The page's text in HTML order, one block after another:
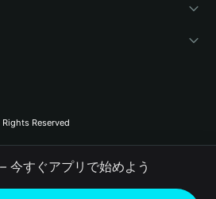
Reserved
今すぐアプリで始めよう